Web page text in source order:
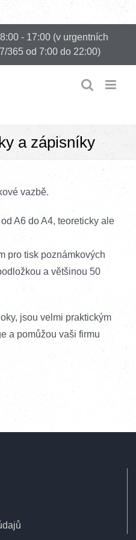
- 17:00 (v urgentních
365 od 7:00 do 22:00)
a zápisníky
vazbě.
A6 do A4, teoreticky ale
pro tisk poznámkových
a většinou 50
jsou velmi praktickým
a pomůžou vaši firmu